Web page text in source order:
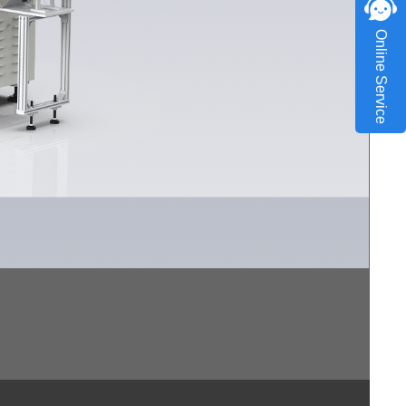
Online Service